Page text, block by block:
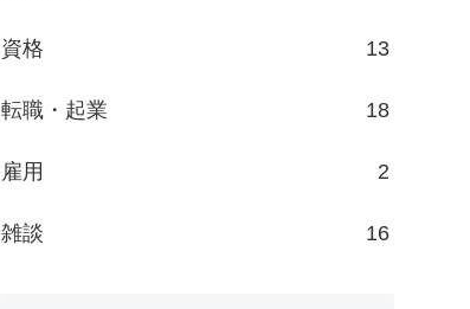
資格 13
転職・起業 18
雇用 2
雑談 16